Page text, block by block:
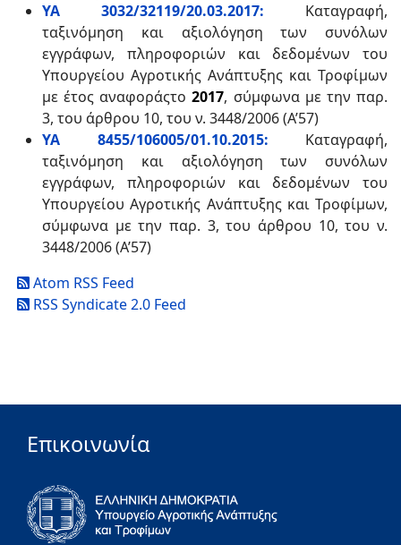
ΥΑ 3032/32119/20.03.2017: Καταγραφή,
ταξινόμηση και αξιολόγηση των συνόλων
εγγράφων, πληροφοριών και δεδομένων του
Υπουργείου Αγροτικής Ανάπτυξης και Τροφίμων
με έτος αναφοράςτο2017, σύμφωνα με την παρ.
3, του άρθρου 10, του ν. 3448/2006 (Α’57)
ΥΑ 8455/106005/01.10.2015: Καταγραφή,
ταξινόμηση και αξιολόγηση των συνόλων
εγγράφων, πληροφοριών και δεδομένων του
Υπουργείου Αγροτικής Ανάπτυξης και Τροφίμων,
σύμφωνα με την παρ. 3, του άρθρου 10, του ν.
3448/2006 (Α’57)
Atom RSS Feed
RSS Syndicate 2.0 Feed
Επικοινωνία